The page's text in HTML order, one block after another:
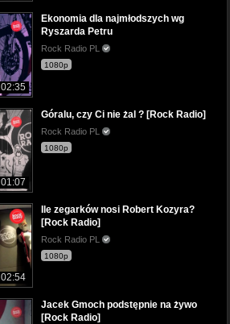
02:35
Ekonomia dla najmłodszych wg
Ryszarda Petru
Rock Radio PL
1080p
01:07
Góralu, czy Ci nie żal ? [Rock Radio]
Rock Radio PL
1080p
02:54
Ile zegarków nosi Robert Kozyra?
[Rock Radio]
Rock Radio PL
1080p
Jacek Gmoch podstępnie na żywo
[Rock Radio]